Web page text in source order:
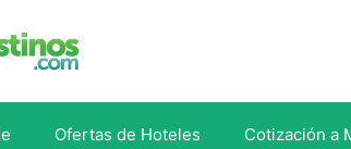
Ofertas de Hoteles Cotización a